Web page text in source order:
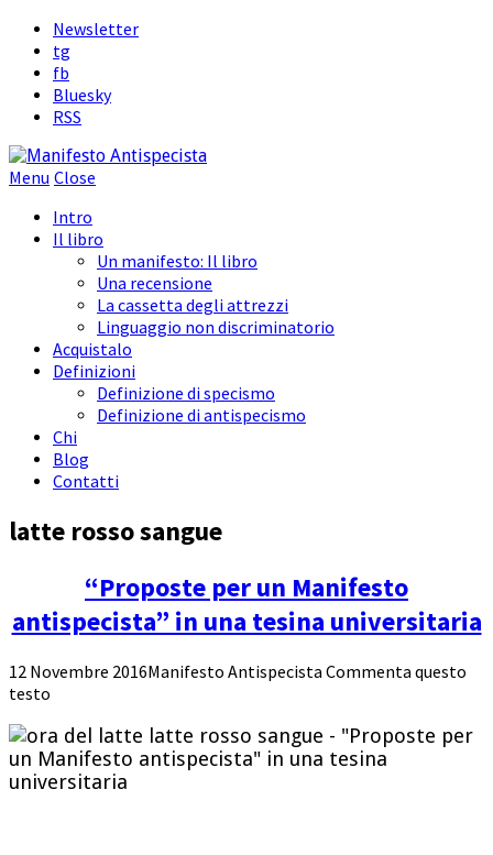
Newsletter
tg
fb
Bluesky
RSS
Menu Close
Intro
Il libro
Un manifesto: Il libro
Una recensione
La cassetta degli attrezzi
Linguaggio non discriminatorio
Acquistalo
Definizioni
Definizione di specismo
Definizione di antispecismo
Chi
Blog
Contatti
latte rosso sangue
“Proposte per un Manifesto
antispecista” in una tesina universitaria
12 Novembre 2016Manifesto Antispecista Commenta questo
testo